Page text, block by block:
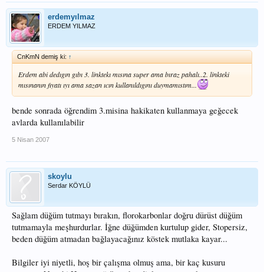
erdemyılmaz
ERDEM YILMAZ
CnKmN demiş ki: ↑
Erdem abi dedıgın gıbı 3. linktekı mısına super ama bıraz pahalı..2. linkteki
mısınanın fıyatı ıyı ama sazan ıcın kullanıldıgını duymamıstım...
bende sonrada öğrendim 3.misina hakikaten kullanmaya geğecek
avlarda kullanılabilir
5 Nisan 2007
skoylu
Serdar KÖYLÜ
Sağlam düğüm tutmayı bırakın, florokarbonlar doğru dürüst düğüm
tutmamayla meşhurdurlar. İğne düğümden kurtulup gider, Stopersiz,
beden düğüm atmadan bağlayacağınız köstek mutlaka kayar...
Bilgiler iyi niyetli, hoş bir çalışma olmuş ama, bir kaç kusuru